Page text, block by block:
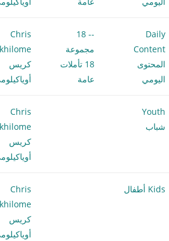
Daily
Content
المحتوى
اليومي
-- 18
مجموعة
18 تأملات
عامة
Chris
كريس
Youth
شباب
Chris
كريس
Kids أطفال
Chris
كريس